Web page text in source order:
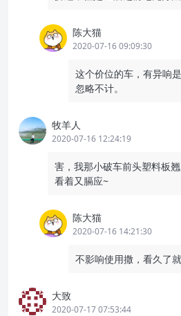
陈大猫
2020-07-16 09:09:30
这个价位的车，有异响
忽略不计。
牧羊人
2020-07-16 12:24:19
害，我那小破车前头塑料板
看着又膈应~
陈大猫
2020-07-16 14:21:30
不影响使用撒，看久了
大致
2020-07-17 07:53:44